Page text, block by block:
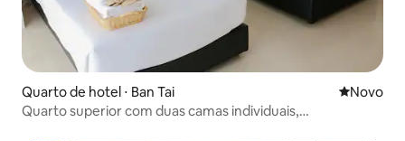
Quarto de hotel ⋅ Ban Tai Novo
Novo
Quarto superior com duas camas individuais,